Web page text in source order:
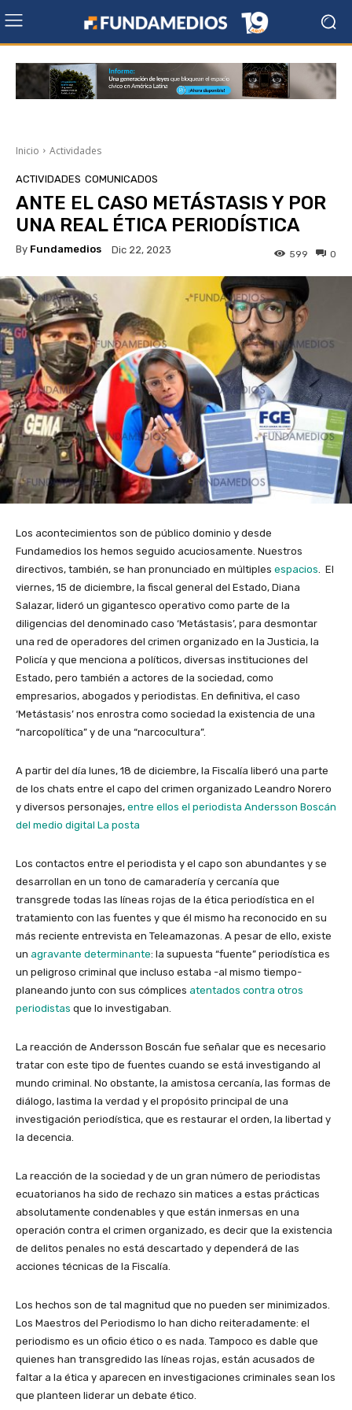
Inicio Actividades
ACTIVIDADES COMUNICADOS
ANTE EL CASO METÁSTASIS Y POR
UNA REAL ÉTICA PERIODÍSTICA
By Fundamedios Dic 22, 2023 0
599
Los acontecimientos son de público dominio y desde
Fundamedios los hemos seguido acuciosamente. Nuestros
directivos, también, se han pronunciado en múltiples espacios . El
viernes, 15 de diciembre, la fiscal general del Estado, Diana
Salazar, lideró un gigantesco operativo como parte de la
diligencias del denominado caso ‘Metástasis’, para desmontar
una red de operadores del crimen organizado en la Justicia, la
Policía y que menciona a políticos, diversas instituciones del
Estado, pero también a actores de la sociedad, como
empresarios, abogados y periodistas. En definitiva, el caso
‘Metástasis’ nos enrostra como sociedad la existencia de una
“narcopolítica” y de una “narcocultura”.
A partir del día lunes, 18 de diciembre, la Fiscalía liberó una parte
de los chats entre el capo del crimen organizado Leandro Norero
y diversos personajes, entre ellos el periodista Andersson Boscán
del medio digital La posta
Los contactos entre el periodista y el capo son abundantes y se
desarrollan en un tono de camaradería y cercanía que
transgrede todas las líneas rojas de la ética periodística en el
tratamiento con las fuentes y que él mismo ha reconocido en su
más reciente entrevista en Teleamazonas. A pesar de ello, existe
un agravante determinante: la supuesta “fuente” periodística es
un peligroso criminal que incluso estaba -al mismo tiempo-
planeando junto con sus cómplices atentados contra otros
periodistas que lo investigaban.
La reacción de Andersson Boscán fue señalar que es necesario
tratar con este tipo de fuentes cuando se está investigando al
mundo criminal. No obstante, la amistosa cercanía, las formas de
diálogo, lastima la verdad y el propósito principal de una
investigación periodística, que es restaurar el orden, la libertad y
la decencia.
La reacción de la sociedad y de un gran número de periodistas
ecuatorianos ha sido de rechazo sin matices a estas prácticas
absolutamente condenables y que están inmersas en una
operación contra el crimen organizado, es decir que la existencia
de delitos penales no está descartado y dependerá de las
acciones técnicas de la Fiscalía.
Los hechos son de tal magnitud que no pueden ser minimizados.
Los Maestros del Periodismo lo han dicho reiteradamente: el
periodismo es un oficio ético o es nada. Tampoco es dable que
quienes han transgredido las líneas rojas, están acusados de
faltar a la ética y aparecen en investigaciones criminales sean los
que planteen liderar un debate ético.